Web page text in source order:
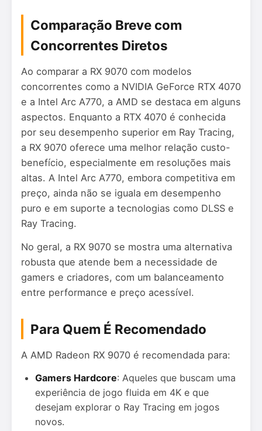
Comparação Breve com
Concorrentes Diretos
Ao comparar a RX 9070 com modelos
concorrentes como a NVIDIA GeForce RTX 4070
e a Intel Arc A770, a AMD se destaca em alguns
aspectos. Enquanto a RTX 4070 é conhecida
por seu desempenho superior em Ray Tracing,
a RX 9070 oferece uma melhor relação custo-
benefício, especialmente em resoluções mais
altas. A Intel Arc A770, embora competitiva em
preço, ainda não se iguala em desempenho
puro e em suporte a tecnologias como DLSS e
Ray Tracing.
No geral, a RX 9070 se mostra uma alternativa
robusta que atende bem a necessidade de
gamers e criadores, com um balanceamento
entre performance e preço acessível.
Para Quem É Recomendado
A AMD Radeon RX 9070 é recomendada para:
Gamers Hardcore: Aqueles que buscam uma
experiência de jogo fluida em 4K e que
desejam explorar o Ray Tracing em jogos
novos.